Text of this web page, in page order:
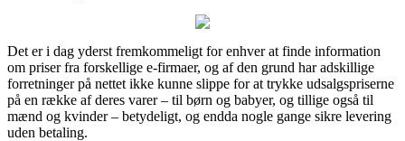
Det er i dag yderst fremkommeligt for enhver at finde information
om priser fra forskellige e-firmaer, og af den grund har adskillige
forretninger på nettet ikke kunne slippe for at trykke udsalgspriserne
på en række af deres varer – til børn og babyer, og tillige også til
mænd og kvinder – betydeligt, og endda nogle gange sikre levering
uden betaling.